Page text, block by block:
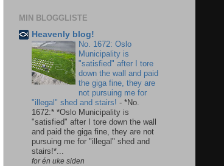
MIN BLOGGLISTE
Heavenly blog!
No. 1672: Oslo
Municipality is
"satisfied" after I tore
down the wall and paid
the giga fine, they are
not pursuing me for
"illegal" shed and stairs! - *No.
1672:* *Oslo Municipality is
"satisfied" after I tore down the wall
and paid the giga fine, they are not
pursuing me for "illegal" shed and
stairs!*...
for én uke siden